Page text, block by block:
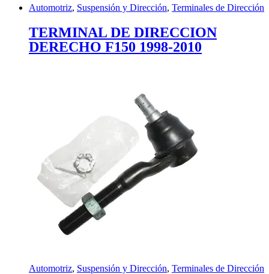
Automotriz, Suspensión y Dirección, Terminales de Dirección
TERMINAL DE DIRECCION
DERECHO F150 1998-2010
Automotriz, Suspensión y Dirección, Terminales de Dirección